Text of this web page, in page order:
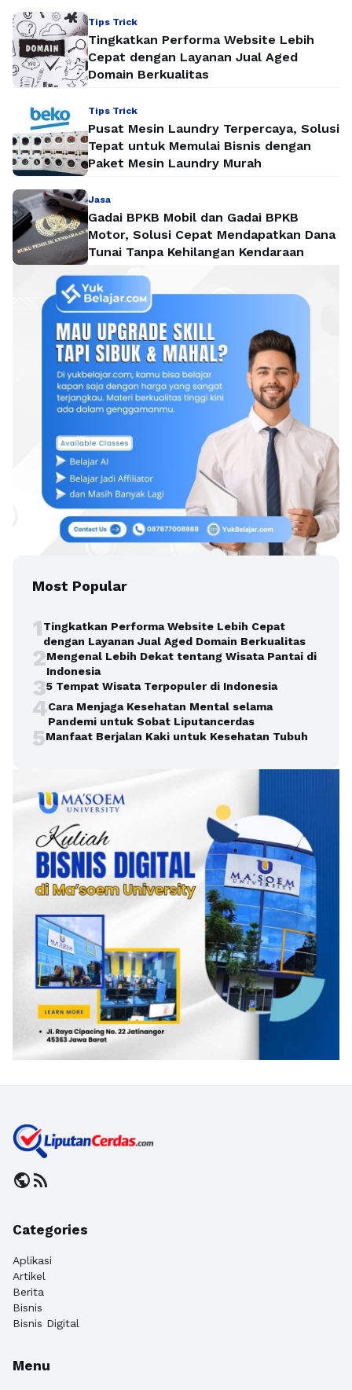
Tips Trick
Tingkatkan Performa Website Lebih
Cepat dengan Layanan Jual Aged
Domain Berkualitas
Tips Trick
Pusat Mesin Laundry Terpercaya, Solusi
Tepat untuk Memulai Bisnis dengan
Paket Mesin Laundry Murah
Jasa
Gadai BPKB Mobil dan Gadai BPKB
Motor, Solusi Cepat Mendapatkan Dana
Tunai Tanpa Kehilangan Kendaraan
Most Popular
1Tingkatkan Performa Website Lebih Cepat
dengan Layanan Jual Aged Domain Berkualitas
2Mengenal Lebih Dekat tentang Wisata Pantai di
Indonesia
35 Tempat Wisata Terpopuler di Indonesia
4Cara Menjaga Kesehatan Mental selama
Pandemi untuk Sobat Liputancerdas
5Manfaat Berjalan Kaki untuk Kesehatan Tubuh
publicrss_feed
Categories
Aplikasi
Artikel
Berita
Bisnis
Bisnis Digital
Menu